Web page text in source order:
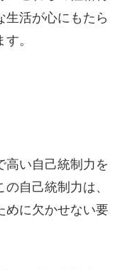
生活が心にもたら
。
高い自己統制力を
自己統制力は、
めに欠かせない要